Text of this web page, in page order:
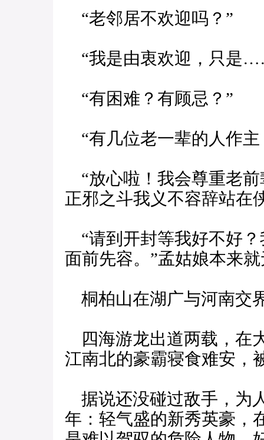
“老邻居不欢迎吗？”
“我是由衷欢迎，只是
“有困难？有顾忌？”
“有几位老一辈的人作
“放心啦！我会尊重老
正邪之斗我义不容辞站在
“请到开封等我好不好
面前先容。”孟姑娘本来
桐柏山在湖广与河南交
四海游龙出道两载，在
江南北的豪霸寝食难安，
据说还没碰过敌手，为
年：轻气盛的新秀英豪，